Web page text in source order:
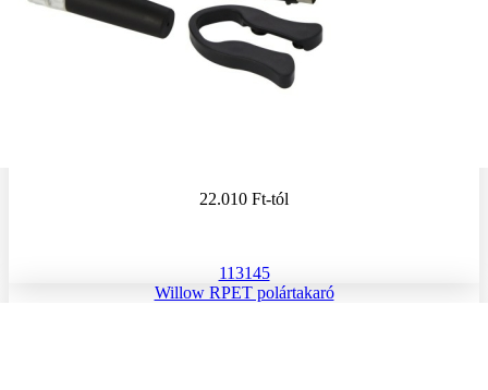
22.010 Ft-tól
113145
Willow RPET polártakaró